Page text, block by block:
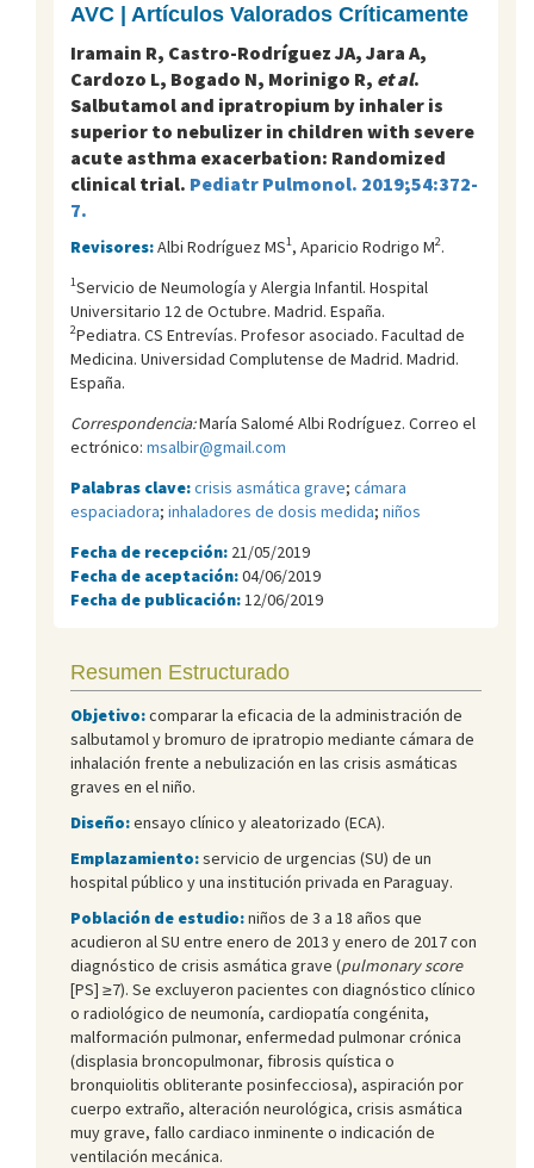
AVC | Artículos Valorados Críticamente
Iramain R, Castro-Rodríguez JA, Jara A,
Cardozo L, Bogado N, Morinigo R, et al.
Salbutamol and ipratropium by inhaler is
superior to nebulizer in children with severe
acute asthma exacerbation: Randomized
clinical trial. Pediatr Pulmonol. 2019;54:372-
7.
Revisores:Albi Rodríguez MS1, Aparicio Rodrigo M2.
1Servicio de Neumología y Alergia Infantil. Hospital
Universitario 12 de Octubre. Madrid. España.
2Pediatra. CS Entrevías. Profesor asociado. Facultad de
Medicina. Universidad Complutense de Madrid. Madrid.
España.
Correspondencia:María Salomé Albi Rodríguez. Correo el
ectrónico: msalbir@gmail.com
Palabras clave:crisis asmática grave; cámara
espaciadora; inhaladores de dosis medida; niños
Fecha de recepción: 21/05/2019
Fecha de aceptación:04/06/2019
Fecha de publicación: 12/06/2019
Resumen Estructurado
Objetivo:comparar la eficacia de la administración de
salbutamol y bromuro de ipratropio mediante cámara de
inhalación frente a nebulización en las crisis asmáticas
graves en el niño.
Diseño:ensayo clínico y aleatorizado (ECA).
Emplazamiento:servicio de urgencias (SU) de un
hospital público y una institución privada en Paraguay.
Población de estudio:niños de 3 a 18 años que
acudieron al SU entre enero de 2013 y enero de 2017 con
diagnóstico de crisis asmática grave (pulmonary score
[PS] ≥7). Se excluyeron pacientes con diagnóstico clínico
o radiológico de neumonía, cardiopatía congénita,
malformación pulmonar, enfermedad pulmonar crónica
(displasia broncopulmonar, fibrosis quística o
bronquiolitis obliterante posinfecciosa), aspiración por
cuerpo extraño, alteración neurológica, crisis asmática
muy grave, fallo cardiaco inminente o indicación de
ventilación mecánica.